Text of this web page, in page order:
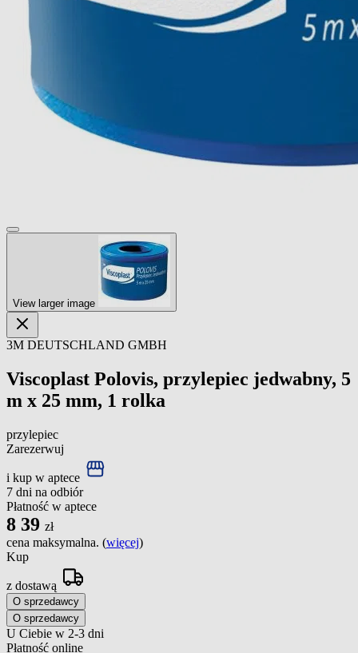
View larger image
3M DEUTSCHLAND GMBH
Viscoplast Polovis, przylepiec jedwabny, 5
m x 25 mm, 1 rolka
przylepiec
Zarezerwuj
i kup w aptece
7 dni na odbiór
Płatność w aptece
8 39 zł
cena maksymalna. (więcej)
Kup
z dostawą
O sprzedawcy
O sprzedawcy
U Ciebie w 2-3 dni
Płatność online